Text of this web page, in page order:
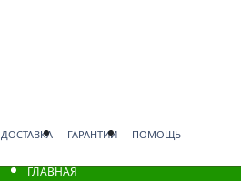
ДОСТАВКА ГАРАНТИИ ПОМОЩЬ
ГЛАВНАЯ